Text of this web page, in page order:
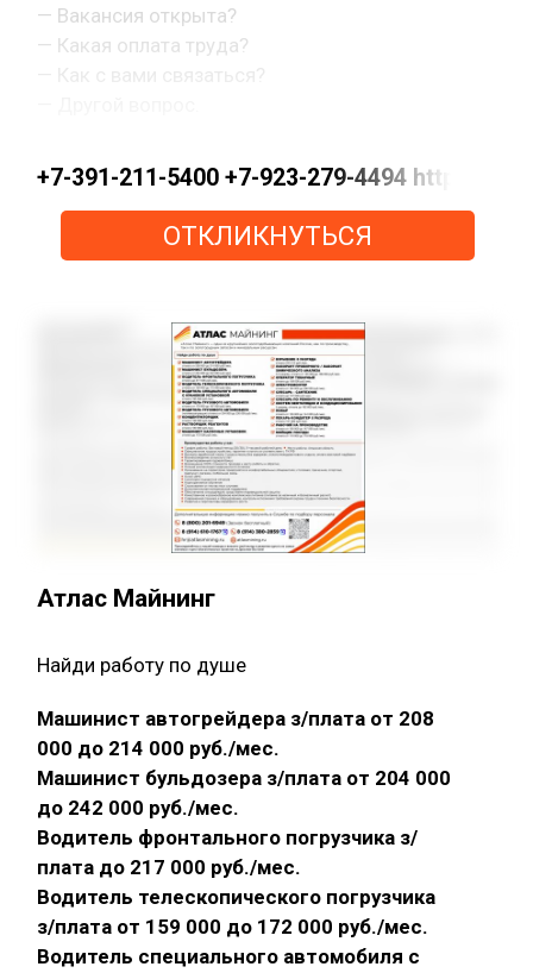
— Вакансия открыта?
— Какая оплата труда?
+7-391-211-5400 +7-923-279-4494 https://
ОТКЛИКНУТЬСЯ
Атлас Майнинг
Найди работу по душе
Машинист автогрейдера з/плата от 208
000 до 214 000 руб./мес.
Машинист бульдозера з/плата от 204 000
до 242 000 руб./мес.
Водитель фронтального погрузчика з/
плата до 217 000 руб./мес.
Водитель телескопического погрузчика
з/плата от 159 000 до 172 000 руб./мес.
Водитель специального автомобиля с